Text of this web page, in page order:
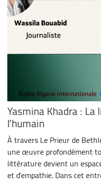
Yasmina Khadra :
l’humain
À travers Le Prieur de
une œuvre profondément
littérature devient un
et d’empathie. Dans cet